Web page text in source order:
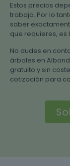
Estos precios
trabajo. Por lo
saber
que requieres, es
No dudes en
árboles en
gratuito y sin
cotización para